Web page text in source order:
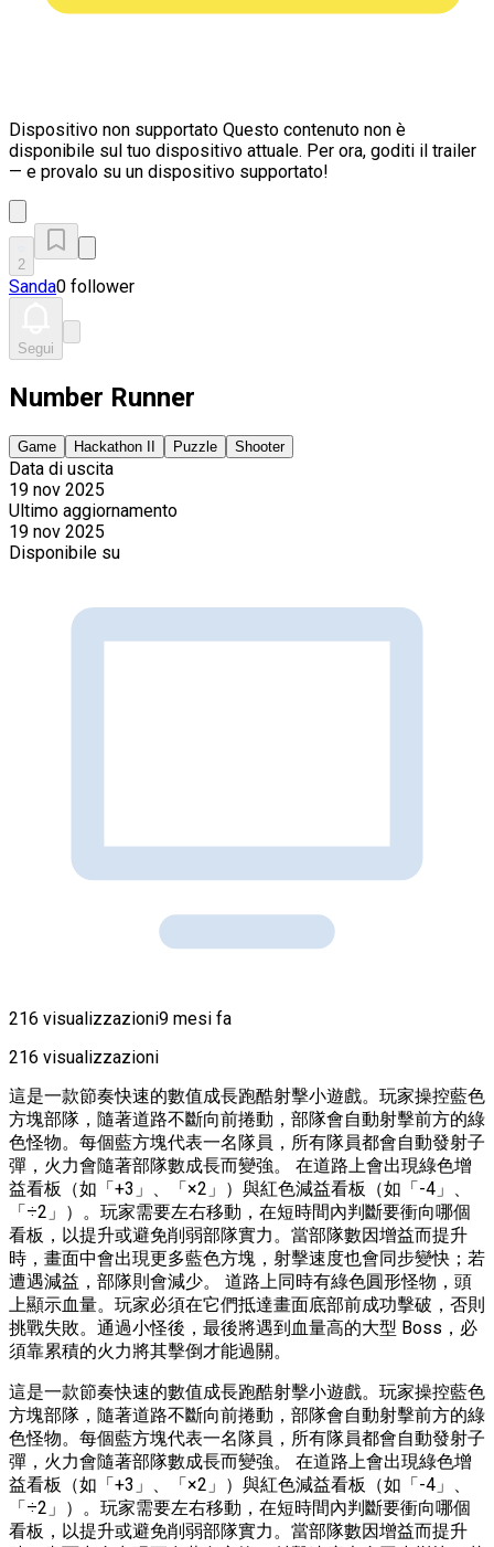
Dispositivo non supportato Questo contenuto non è
disponibile sul tuo dispositivo attuale. Per ora, goditi il trailer
— e provalo su un dispositivo supportato!
2
Sanda0 follower
Segui
Number Runner
Game Hackathon II Puzzle Shooter
Data di uscita
19 nov 2025
Ultimo aggiornamento
19 nov 2025
Disponibile su
216 visualizzazioni9 mesi fa
216 visualizzazioni
這是一款節奏快速的數值成長跑酷射擊小遊戲。玩家操控藍色
方塊部隊，隨著道路不斷向前捲動，部隊會自動射擊前方的綠
色怪物。每個藍方塊代表一名隊員，所有隊員都會自動發射子
彈，火力會隨著部隊數成長而變強。 在道路上會出現綠色增
益看板（如「+3」、「×2」）與紅色減益看板（如「-4」、
「÷2」）。玩家需要左右移動，在短時間內判斷要衝向哪個
看板，以提升或避免削弱部隊實力。當部隊數因增益而提升
時，畫面中會出現更多藍色方塊，射擊速度也會同步變快；若
遭遇減益，部隊則會減少。 道路上同時有綠色圓形怪物，頭
上顯示血量。玩家必須在它們抵達畫面底部前成功擊破，否則
挑戰失敗。通過小怪後，最後將遇到血量高的大型 Boss，必
須靠累積的火力將其擊倒才能過關。
這是一款節奏快速的數值成長跑酷射擊小遊戲。玩家操控藍色
方塊部隊，隨著道路不斷向前捲動，部隊會自動射擊前方的綠
色怪物。每個藍方塊代表一名隊員，所有隊員都會自動發射子
彈，火力會隨著部隊數成長而變強。 在道路上會出現綠色增
益看板（如「+3」、「×2」）與紅色減益看板（如「-4」、
「÷2」）。玩家需要左右移動，在短時間內判斷要衝向哪個
看板，以提升或避免削弱部隊實力。當部隊數因增益而提升